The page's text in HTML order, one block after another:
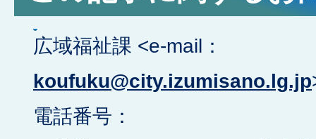
広域福祉課 <e-mail：
koufuku@city.izumisano.lg.jp
電話番号：